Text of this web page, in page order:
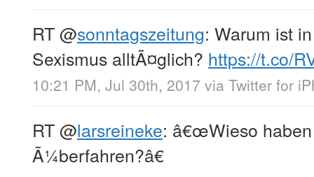
RT@sonntagszeitung: Warum ist
Sexismus alltÃ¤glich? https://t.co/
10:21 PM, Jul 30th, 2017 via Twitter for
RT@larsreineke: â€œWieso
Ã¼berfahren?â€